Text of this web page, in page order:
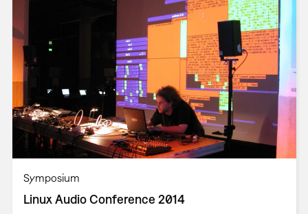
Symposium
Linux Audio Conference 2014